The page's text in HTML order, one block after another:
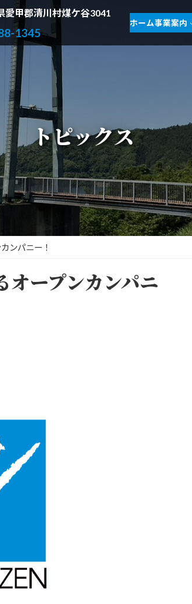
愛甲郡清川村煤ケ谷3041
1345
ホーム事業案内
トピックス
ンパニー！
ープンカンパニ